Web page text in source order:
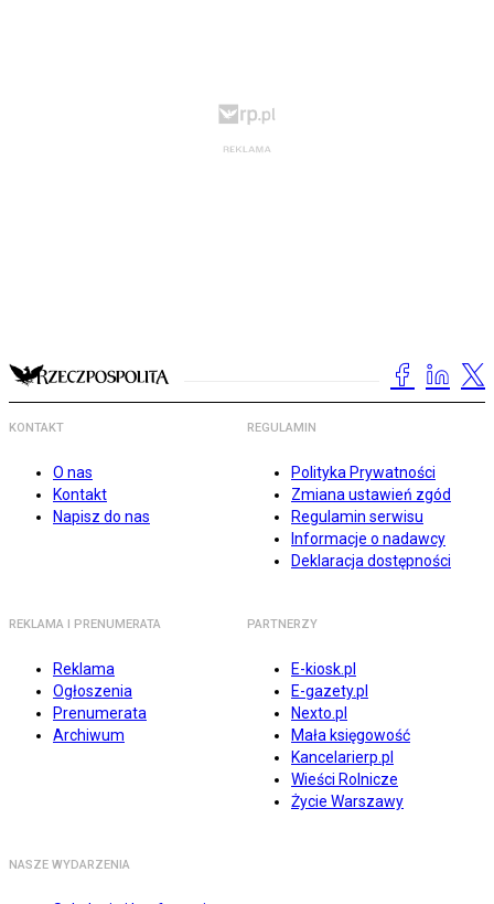
KONTAKT
O nas
Kontakt
Napisz do nas
REGULAMIN
Polityka Prywatności
Zmiana ustawień zgód
Regulamin serwisu
Informacje o nadawcy
Deklaracja dostępności
REKLAMA I PRENUMERATA
Reklama
Ogłoszenia
Prenumerata
Archiwum
PARTNERZY
E-kiosk.pl
E-gazety.pl
Nexto.pl
Mała księgowość
Kancelarierp.pl
Wieści Rolnicze
Życie Warszawy
NASZE WYDARZENIA